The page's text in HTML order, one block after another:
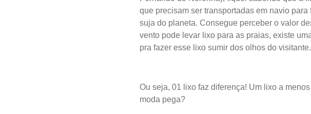
que precisam ser transportadas em navio
suja do planeta. Consegue perceber o valor
vento pode levar lixo para as praias, existe
pra fazer esse lixo sumir dos olhos do visitante.
Ou seja, 01 lixo faz diferença! Um lixo a
moda pega?